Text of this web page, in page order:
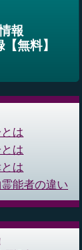
報
無料】
は
は
は
能者の違い